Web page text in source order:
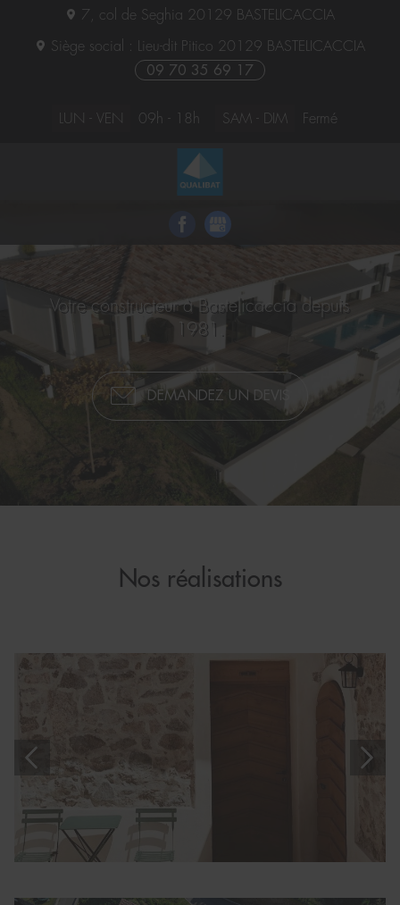
7, col de Seghia 20129 BASTELICACCIA
Siège social : Lieu-dit Pitico 20129 BASTELICACCIA
09 70 35 69 17
LUN - VEN 09h - 18h SAM - DIM Fermé
Votre constructeur à Bastelicaccia depuis
1981.
DEMANDEZ UN DEVIS
Nos réalisations